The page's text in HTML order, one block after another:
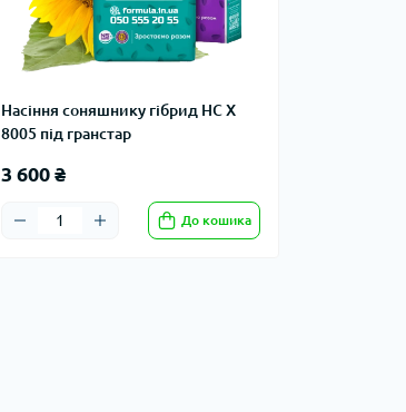
Насіння соняшнику гібрид НС Х
8005 під гранстар
3 600 ₴
До кошика